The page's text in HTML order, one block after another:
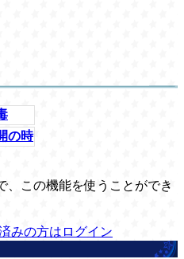
の時
、この機能を使うことができ
みの方はログイン